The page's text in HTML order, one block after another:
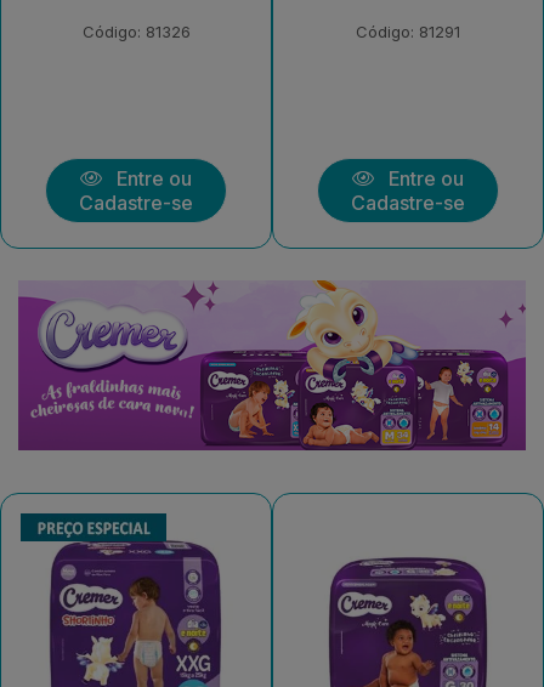
Código: 81291
Entre ou
Cadastre-se
Código: 230652
Entre ou
Cadastre-se